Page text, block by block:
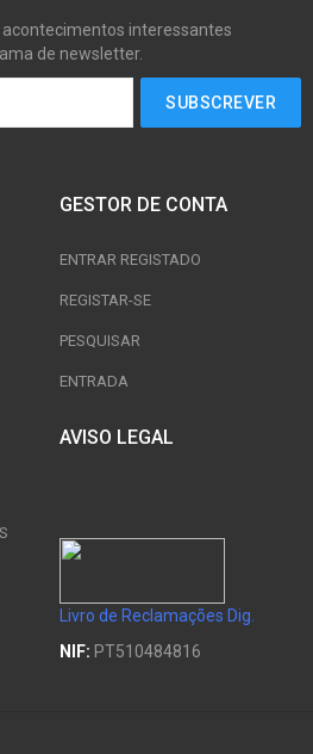
interessantes
de newsletter.
GESTOR DE CONTA
ENTRAR REGISTADO
REGISTAR-SE
PESQUISAR
ENTRADA
AVISO LEGAL
Livro de Reclamações Dig.
NIF: PT510484816